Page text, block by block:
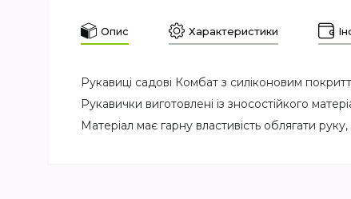
Опис Характеристики
Рукавиці садові Комбат з силіконовим
Рукавички виготовлені із зносостійкого
Матеріал має гарну властивість облягати